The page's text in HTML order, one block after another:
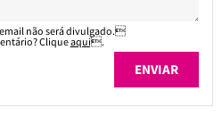
não será divulgado.
Cliqueaqui.